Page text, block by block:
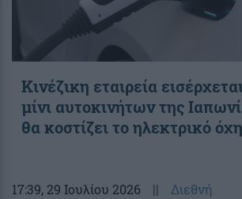
Κινέζικη εταιρεία
μίνι αυτοκινήτων της
θα κοστίζει το ηλεκτρικό
17:39, 29 Ιουλίου 2026 || Διεθνή